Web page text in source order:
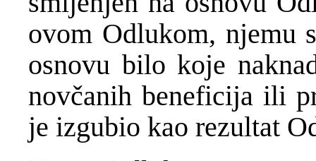
ovom Odlukom, njemu
osnovu bilo koje
novčanih beneficija ili
je izgubio kao rezultat